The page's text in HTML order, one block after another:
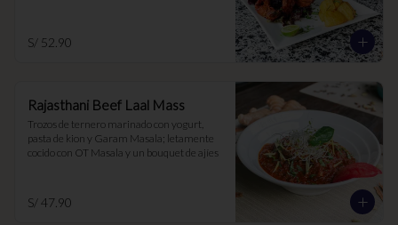
S/ 52.90
Rajasthani Beef Laal Mass
Trozos de ternero marinado con yogurt,
pasta de kion y Garam Masala; letamente
cocido con OT Masala y un bouquet de ajíes
S/ 47.90